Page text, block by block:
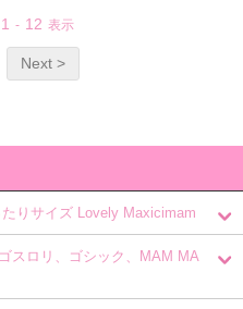
1 - 12 表示
Next >
りサイズ Lovely Maxicimam
スロリ、ゴシック、MAM MA